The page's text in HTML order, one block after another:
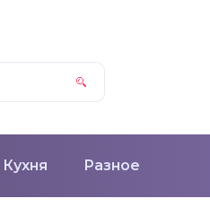
Кухня Разное